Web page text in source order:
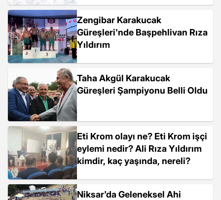
Zengibar Karakucak
Güreşleri'nde Başpehlivan Rıza
Yıldırım
Taha Akgül Karakucak
Güreşleri Şampiyonu Belli Oldu
Eti Krom olayı ne? Eti Krom işçi
eylemi nedir? Ali Rıza Yıldırım
kimdir, kaç yaşında, nereli?
Niksar'da Geleneksel Ahi